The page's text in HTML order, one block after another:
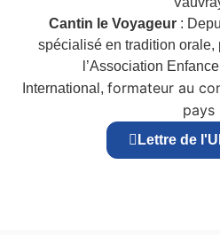
Cantin le Voyageur :
spécialisé en tradition orale,
l’Association
International, formateur au
pays
Lettre de